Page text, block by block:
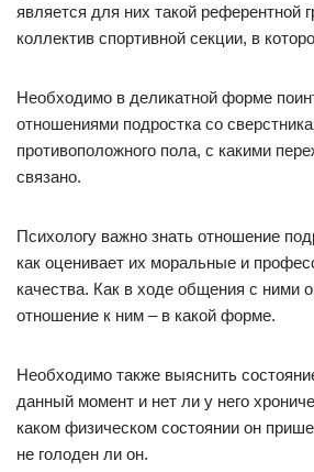
является для них такой референтной
коллектив спортивной секции, в
Необходимо в деликатной форме
отношениями подростка со
противоположного пола, с какими
связано.
Психологу важно знать отношение
как оценивает их моральные и
качества. Как в ходе общения с ними
отношение к ним – в какой форме.
Необходимо также выяснить
данный момент и нет ли у него
каком физическом состоянии он
не голоден ли он.